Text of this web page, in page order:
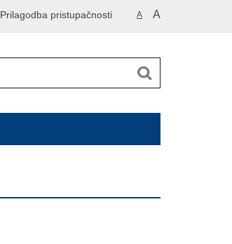
A A
Prilagodba pristupačnosti